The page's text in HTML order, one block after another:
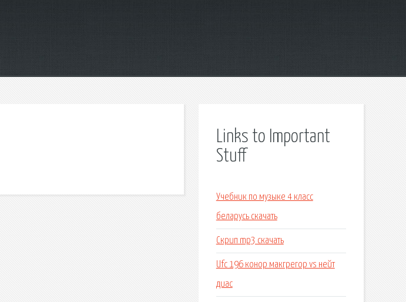
Links to Important
Stuff
Учебник по музыке 4 класс
беларусь скачать
Скрип mp3 скачать
Ufc 196 конор макгрегор vs нейт
диас